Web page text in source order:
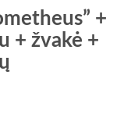
+
+ žvakė +